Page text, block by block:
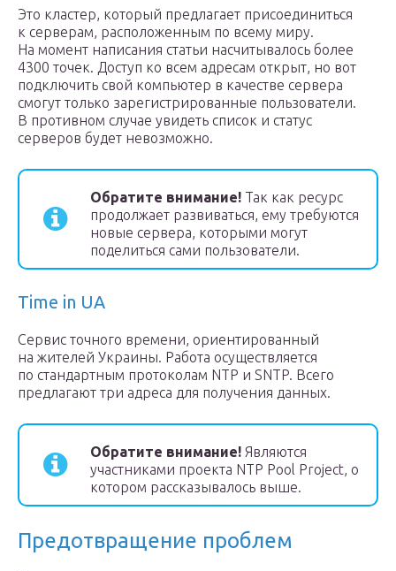
Это кластер, который предлагает присоединиться
к серверам, расположенным по всему миру.
На момент написания статьи насчитывалось более
4300 точек. Доступ ко всем адресам открыт, но вот
подключить свой компьютер в качестве сервера
смогут только зарегистрированные пользователи.
В противном случае увидеть список и статус
серверов будет невозможно.
Обратите внимание! Так как ресурс
продолжает развиваться, ему требуются
новые сервера, которыми могут
поделиться сами пользователи.
Time in UA
Сервис точного времени, ориентированный
на жителей Украины. Работа осуществляется
по стандартным протоколам NTP и SNTP. Всего
предлагают три адреса для получения данных.
Обратите внимание! Являются
участниками проекта NTP Pool Project, о
котором рассказывалось выше.
Предотвращение проблем